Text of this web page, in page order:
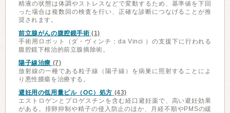
精液の状態は体調やストレスなどで変動するため、基準値を下回
った場合は複数回の検査を行い、正確な診断につなげることが推
奨されます。
前立腺がんの腹腔鏡手術 (1)
手術用ロボット（ダ・ヴィンチ：da Vinci ）の支援下に行われる
腹腔鏡下根治的前立腺摘除術。
陽子線治療 (7)
放射線の一種である粒子線（陽子線）を病巣に照射することによ
り悪性腫瘍を治療する。
避妊用の低用量ピル（OC）処方 (43)
エストロゲンとプロゲスチンを含む経口避妊薬で、高い避妊効果
がある。排卵抑制や精子の侵入防止のほか、月経不順やPMSの緩